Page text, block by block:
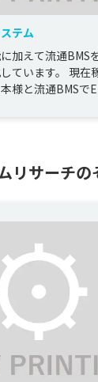
テム
加えて流通BMS
ています。 現在
様と流通BMSで
リサーチ